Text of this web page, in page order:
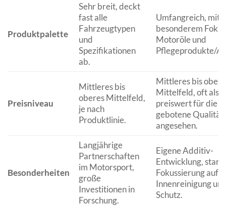
Produktpalette
Sehr breit, deckt
fast alle
Fahrzeugtypen
und
Spezifikationen
ab.
Umfangreich, mit
besonderem
Motoröle und
Pflegeprodukte/
Preisniveau
Mittleres bis
oberes Mittelfeld,
je nach
Produktlinie.
Mittleres bis
Mittelfeld, oft als
preiswert für die
gebotene Qualität
angesehen.
Besonderheiten
Langjährige
Partnerschaften
im Motorsport,
große
Investitionen in
Forschung.
Eigene Additiv-
Entwicklung,
Fokussierung auf
Innenreinigung
Schutz.